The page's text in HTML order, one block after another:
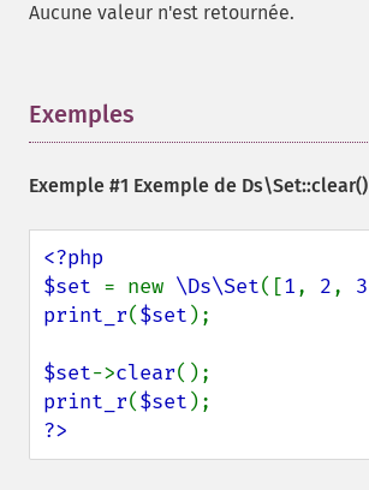
Aucune valeur n'est retournée.
Exemples
Exemple #1 Exemple de Ds\Set::clear()
<?php
$set = new \Ds\Set([1, 2, 3
print_r($set );
$set->clear
print_r($set
?>